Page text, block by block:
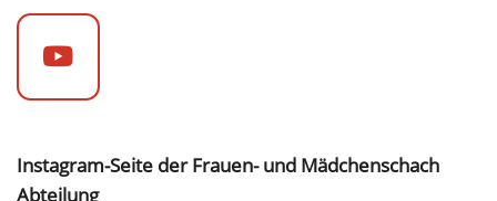
Instagram-Seite der Frauen- und Mädchenschach
Abteilung